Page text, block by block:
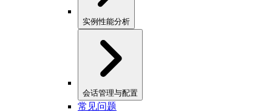
实例性能分析
会话管理与配置
常见问题